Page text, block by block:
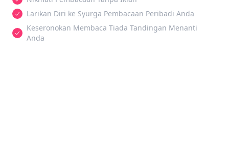
Larikan Diri ke Syurga Pembacaan Peribadi Anda
Keseronokan Membaca Tiada Tandingan Menanti
Anda